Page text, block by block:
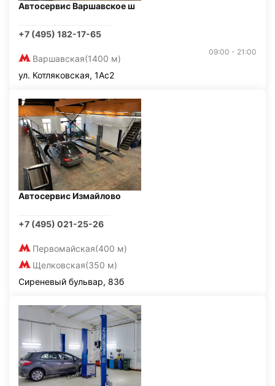
Автосервис Варшавское ш
+7 (495) 182-17-65
Варшавская(1400 м)
09:00 - 21:00
ул. Котляковская, 1Ас2
Автосервис Измайлово
+7 (495) 021-25-26
Первомайская(400 м)
Щелковская(350 м)
Сиреневый бульвар, 83б